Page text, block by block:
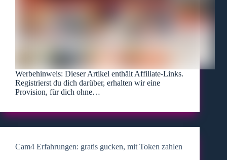
Werbehinweis: Dieser Artikel enthält Affiliate-Links.
Registrierst du dich darüber, erhalten wir eine
Provision, für dich ohne…
Cam4 Erfahrungen: gratis gucken, mit Token zahlen